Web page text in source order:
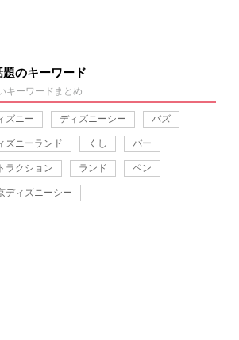
題のキーワード
キーワードまとめ
ズニー ディズニーシー バズ
ズニーランド くし バー
ラクション ランド ペン
ディズニーシー